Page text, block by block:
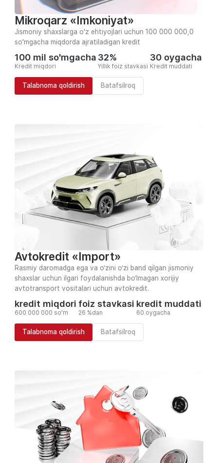
Mikroqarz «Imkoniyat»
Jismoniy shaxslarga o'z ehtiyojlari uchun 100 000 000,0
so'mgacha miqdorda ajratiladigan kredit
100 mil so'mgacha
Kredit miqdori
32%
Yillik foiz stavkasi
30 oygacha
Kredit muddati
Talabnoma qoldirish Batafsilroq
Avtokredit «Import»
Rasmiy daromadga ega va o‘zini o‘zi band qilgan jismoniy
shaxslar uchun ilgari foydalanishda bo‘lmagan xorijiy
avtotransport vositalari uchun avtokredit.
kredit miqdori
600 000 000 so'm
foiz stavkasi
26 %dan
kredit muddati
60 oygacha
Talabnoma qoldirish Batafsilroq